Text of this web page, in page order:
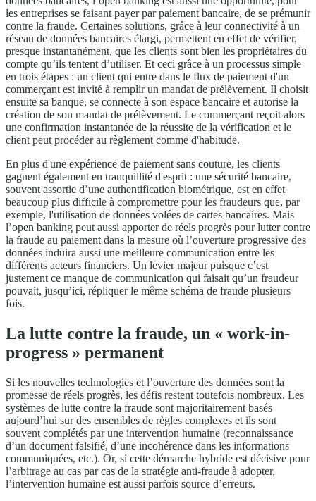
les entreprises se faisant payer par paiement bancaire, de se prémunir
contre la fraude. Certaines solutions, grâce à leur connectivité à un
réseau de données bancaires élargi, permettent en effet de vérifier,
presque instantanément, que les clients sont bien les propriétaires du
compte qu’ils tentent d’utiliser. Et ceci grâce à un processus simple
en trois étapes : un client qui entre dans le flux de paiement d'un
commerçant est invité à remplir un mandat de prélèvement. Il choisit
ensuite sa banque, se connecte à son espace bancaire et autorise la
création de son mandat de prélèvement. Le commerçant reçoit alors
une confirmation instantanée de la réussite de la vérification et le
client peut procéder au règlement comme d'habitude.
En plus d'une expérience de paiement sans couture, les clients
gagnent également en tranquillité d'esprit : une sécurité bancaire,
souvent assortie d’une authentification biométrique, est en effet
beaucoup plus difficile à compromettre pour les fraudeurs que, par
exemple, l'utilisation de données volées de cartes bancaires. Mais
l’open banking peut aussi apporter de réels progrès pour lutter contre
la fraude au paiement dans la mesure où l’ouverture progressive des
données induira aussi une meilleure communication entre les
différents acteurs financiers. Un levier majeur puisque c’est
justement ce manque de communication qui faisait qu’un fraudeur
pouvait, jusqu’ici, répliquer le même schéma de fraude plusieurs
fois.
La lutte contre la fraude, un « work-in-
progress » permanent
Si les nouvelles technologies et l’ouverture des données sont la
promesse de réels progrès, les défis restent toutefois nombreux. Les
systèmes de lutte contre la fraude sont majoritairement basés
aujourd’hui sur des ensembles de règles complexes et ils sont
souvent complétés par une intervention humaine (reconnaissance
d’un document falsifié, d’une incohérence dans les informations
communiquées, etc.). Or, si cette démarche hybride est décisive pour
l’arbitrage au cas par cas de la stratégie anti-fraude à adopter,
l’intervention humaine est aussi parfois source d’erreurs.